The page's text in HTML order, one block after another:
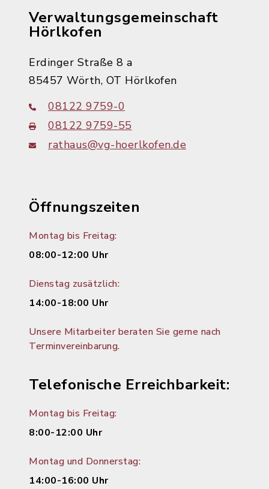
Verwaltungsgemeinschaft
Hörlkofen
Erdinger Straße 8 a
85457 Wörth, OT Hörlkofen
08122 9759-0
08122 9759-55
rathaus@vg-hoerlkofen.de
Öffnungszeiten
Montag bis Freitag:
08:00-12:00 Uhr
Dienstag zusätzlich:
14:00-18:00 Uhr
Unsere Mitarbeiter beraten Sie gerne nach
Terminvereinbarung.
Telefonische Erreichbarkeit:
Montag bis Freitag:
8:00-12:00 Uhr
Montag und Donnerstag:
14:00-16:00 Uhr